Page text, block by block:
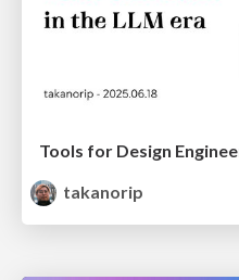
takanorip